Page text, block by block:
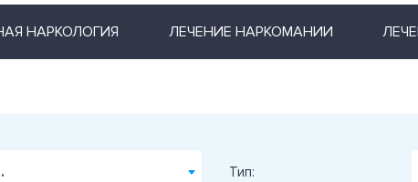
НАРКОЛОГИЯ ЛЕЧЕНИЕ НАРКОМАНИИ
Тип: